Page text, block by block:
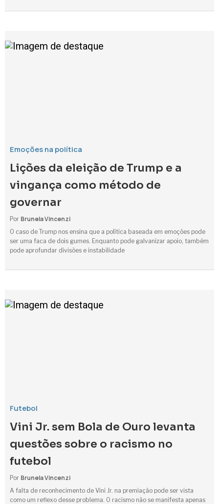
Emoções na política
Lições da eleição de Trump e a
vingança como método de
governar
Por Brunela Vincenzi
O caso de Trump nos ensina que a política baseada em emoções pode
ser uma faca de dois gumes. Enquanto pode galvanizar apoio, também
pode aprofundar divisões e instabilidade
Futebol
Vini Jr. sem Bola de Ouro levanta
questões sobre o racismo no
futebol
Por Brunela Vincenzi
A falta de reconhecimento de Vini Jr. na premiação pode ser vista
como um reflexo desse problema. O racismo não se manifesta apenas